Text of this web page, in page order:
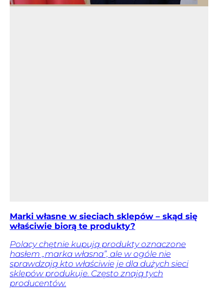
Marki własne w sieciach sklepów – skąd się
właściwie biorą te produkty?
Polacy chętnie kupują produkty oznaczone
hasłem „marka własna”, ale w ogóle nie
sprawdzają kto właściwie je dla dużych sieci
sklepów produkuje. Często znają tych
producentów.